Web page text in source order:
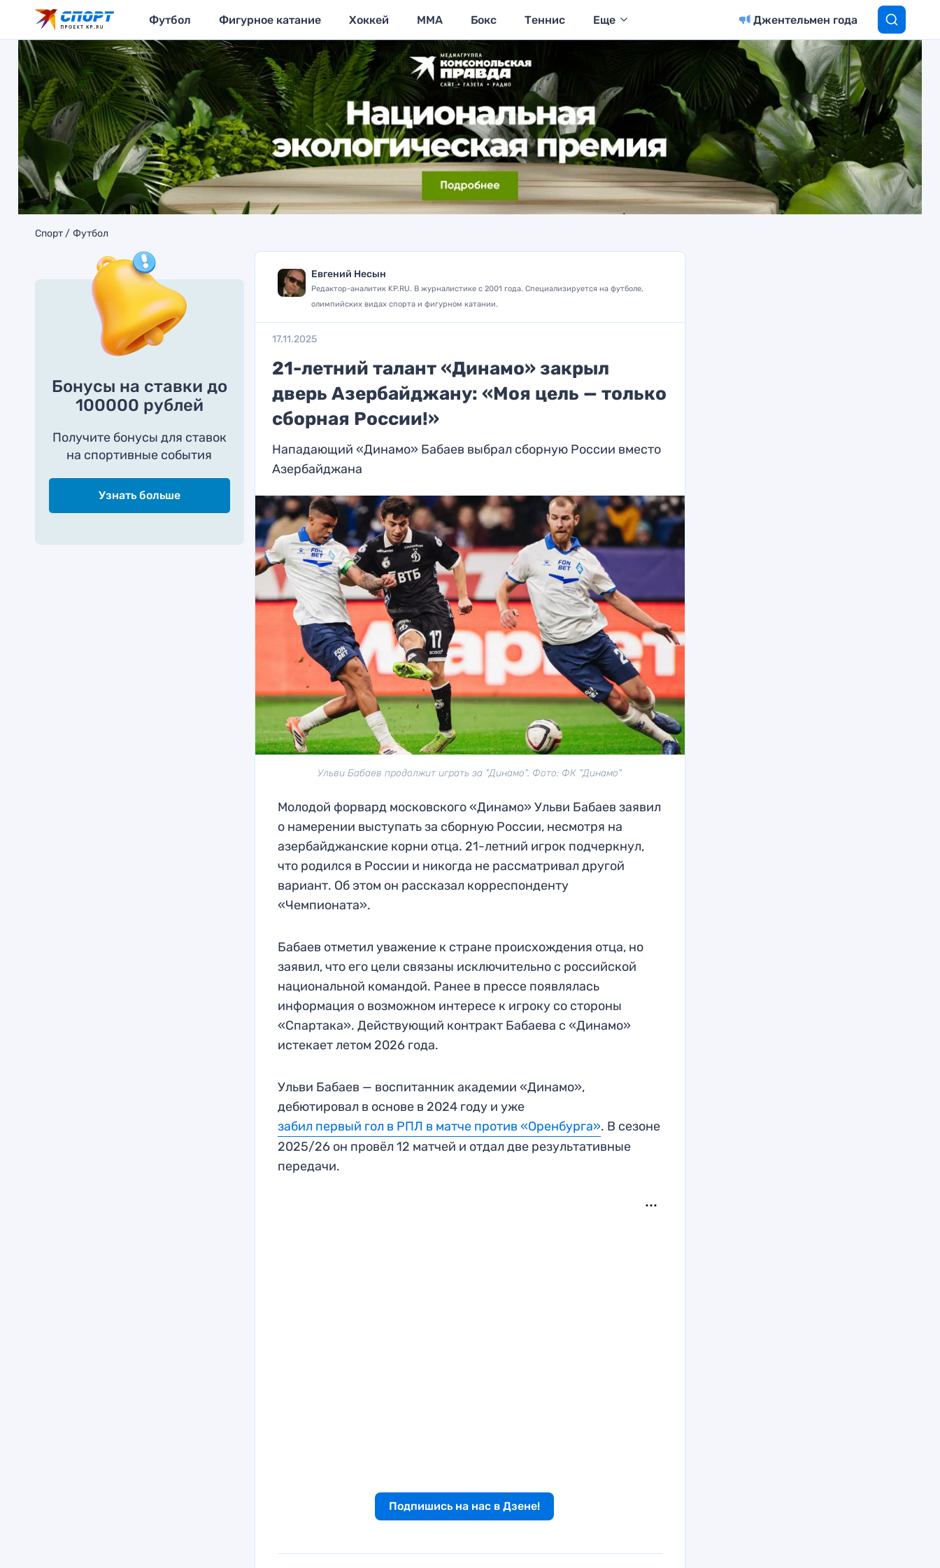
Футбол Фигурное катание Хоккей MMA Бокс Теннис Еще Джентельмен года
Спорт Футбол
Бонусы на ставки до
100000 рублей
Получите бонусы для ставок
на спортивные события
Узнать больше
Евгений Несын
Редактор-аналитик KP.RU. В журналистике с 2001 года. Специализируется на футболе,
олимпийских видах спорта и фигурном катании.
17.11.2025
21-летний талант «Динамо» закрыл
дверь Азербайджану: «Моя цель — только
сборная России!»
Нападающий «Динамо» Бабаев выбрал сборную России вместо
Азербайджана
Ульви Бабаев продолжит играть за "Динамо". Фото: ФК "Динамо"
Молодой форвард московского «Динамо» Ульви Бабаев заявил
о намерении выступать за сборную России, несмотря на
азербайджанские корни отца. 21-летний игрок подчеркнул,
что родился в России и никогда не рассматривал другой
вариант. Об этом он рассказал корреспонденту
«Чемпионата».
Бабаев отметил уважение к стране происхождения отца, но
заявил, что его цели связаны исключительно с российской
национальной командой. Ранее в прессе появлялась
информация о возможном интересе к игроку со стороны
«Спартака». Действующий контракт Бабаева с «Динамо»
истекает летом 2026 года.
Ульви Бабаев — воспитанник академии «Динамо»,
дебютировал в основе в 2024 году и уже
забил первый гол в РПЛ в матче против «Оренбурга». В сезоне
2025/26 он провёл 12 матчей и отдал две результативные
передачи.
Подпишись на нас в Дзене!